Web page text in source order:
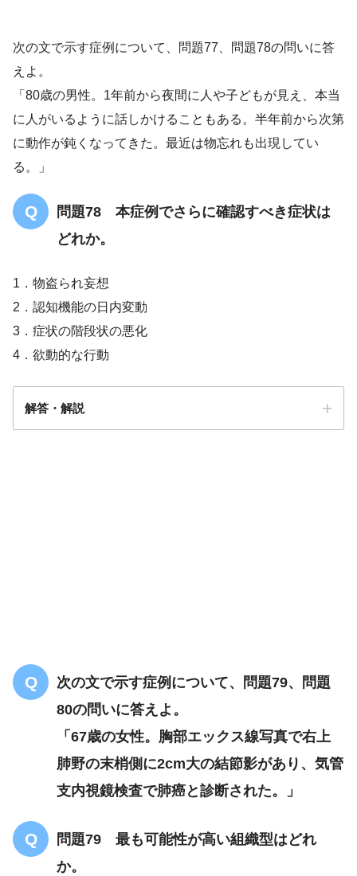
物忘れ
パーキンソニズム
次の文で示す症例について、問題77、問題78の問いに答
えよ。
「80歳の男性。1年前から夜間に人や子どもが見え、本当
に人がいるように話しかけることもある。半年前から次第
に動作が鈍くなってきた。最近は物忘れも出現してい
る。」
問題78 本症例でさらに確認すべき症状は
どれか。
1．物盗られ妄想
2．認知機能の日内変動
3．症状の階段状の悪化
4．欲動的な行動
解答・解説
物忘れ
レビー小体型認知症
次の文で示す症例について、問題79、問題
80の問いに答えよ。
「67歳の女性。胸部エックス線写真で右上
肺野の末梢側に2cm大の結節影があり、気管
支内視鏡検査で肺癌と診断された。」
問題79 最も可能性が高い組織型はどれ
か。